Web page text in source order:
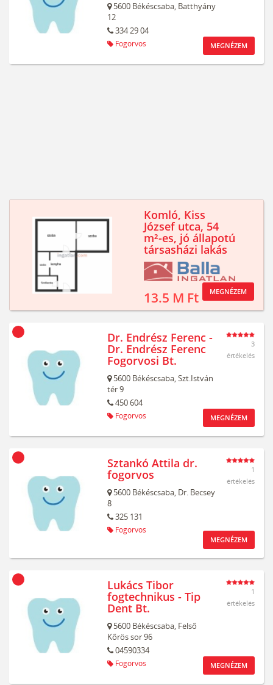
5600 Békéscsaba, Batthyány
12
334 29 04
Fogorvos MEGNÉZEM
Komló, Kiss
József utca, 54
m²-es, jó állapotú
társasházi lakás
13.5 M Ft MEGNÉZEM
Dr. Endrész Ferenc -
Dr. Endrész Ferenc
Fogorvosi Bt.
5600 Békéscsaba,Szt.István
tér 9
450 604
Fogorvos
3
értékelés
MEGNÉZEM
Sztankó Attila dr.
fogorvos
5600 Békéscsaba, Dr. Becsey
8
325 131
Fogorvos
1
értékelés
MEGNÉZEM
Lukács Tibor
fogtechnikus - Tip
Dent Bt.
5600 Békéscsaba, Felső
Kőrös sor 96
04590334
Fogorvos
1
értékelés
MEGNÉZEM